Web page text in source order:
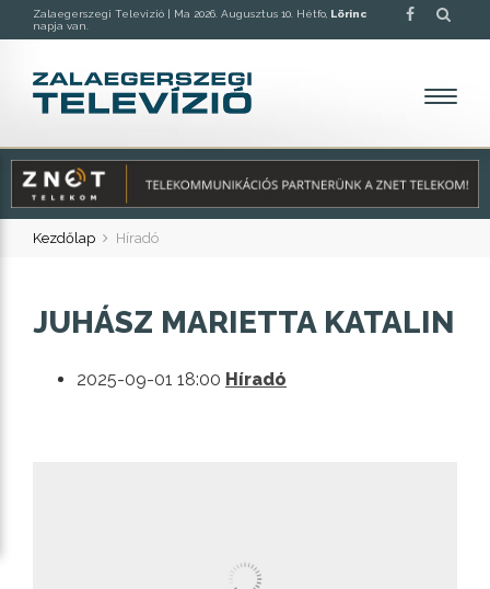
Zalaegerszegi Televízió | Ma 2026. Augusztus 10. Hétfo, Lörinc
napja van.
Kezdőlap Híradó
JUHÁSZ MARIETTA KATALIN
2025-09-01 18:00 Híradó